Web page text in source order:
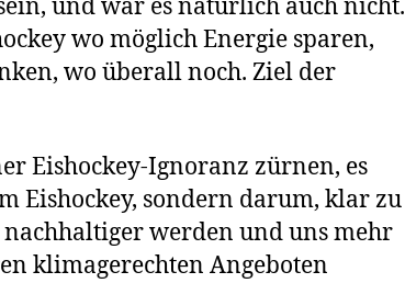
und war es natürlich auch nicht.
wo möglich Energie sparen,
wo überall noch. Ziel der
Eishockey-Ignoranz zürnen, es
Eishockey, sondern darum, klar zu
werden und uns mehr
klimagerechten Angeboten